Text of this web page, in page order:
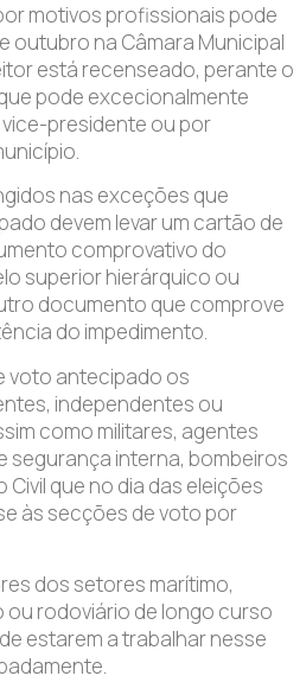
motivos profissionais pode
outubro na Câmara Municipal
está recenseado, perante o
pode excecionalmente
presidente ou por
nas exceções que
devem levar um cartão de
comprovativo do
superior hierárquico ou
documento que comprove
do impedimento.
voto antecipado os
independentes ou
como militares, agentes
segurança interna, bombeiros
que no dia das eleições
às secções de voto por
dos setores marítimo,
rodoviário de longo curso
estarem a trabalhar nesse